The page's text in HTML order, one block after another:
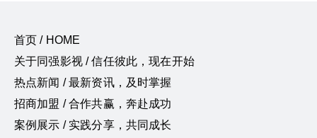
首页 / HOME
关于同强影视 / 信任彼此，现在开始
热点新闻 / 最新资讯，及时掌握
招商加盟 / 合作共赢，奔赴成功
案例展示 / 实践分享，共同成长